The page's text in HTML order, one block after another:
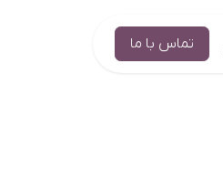
تماس با ما